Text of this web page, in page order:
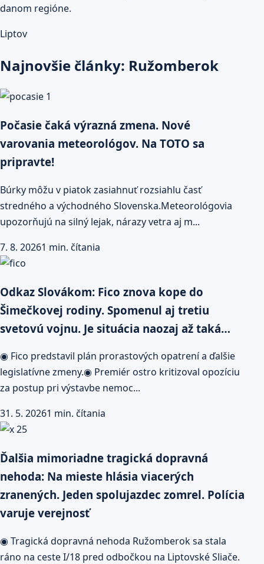
danom regióne.
Liptov
Najnovšie články: Ružomberok
Počasie čaká výrazná zmena. Nové
varovania meteorológov. Na TOTO sa
pripravte!
Búrky môžu v piatok zasiahnuť rozsiahlu časť
stredného a východného Slovenska.Meteorológovia
upozorňujú na silný lejak, nárazy vetra aj m...
7. 8. 20261 min. čítania
Odkaz Slovákom: Fico znova kope do
Šimečkovej rodiny. Spomenul aj tretiu
svetovú vojnu. Je situácia naozaj až taká…
◉ Fico predstavil plán prorastových opatrení a ďalšie
legislatívne zmeny.◉ Premiér ostro kritizoval opozíciu
za postup pri výstavbe nemoc...
31. 5. 20261 min. čítania
Ďalšia mimoriadne tragická dopravná
nehoda: Na mieste hlásia viacerých
zranených. Jeden spolujazdec zomrel. Polícia
varuje verejnosť
◉ Tragická dopravná nehoda Ružomberok sa stala
ráno na ceste I/18 pred odbočkou na Liptovské Sliače.